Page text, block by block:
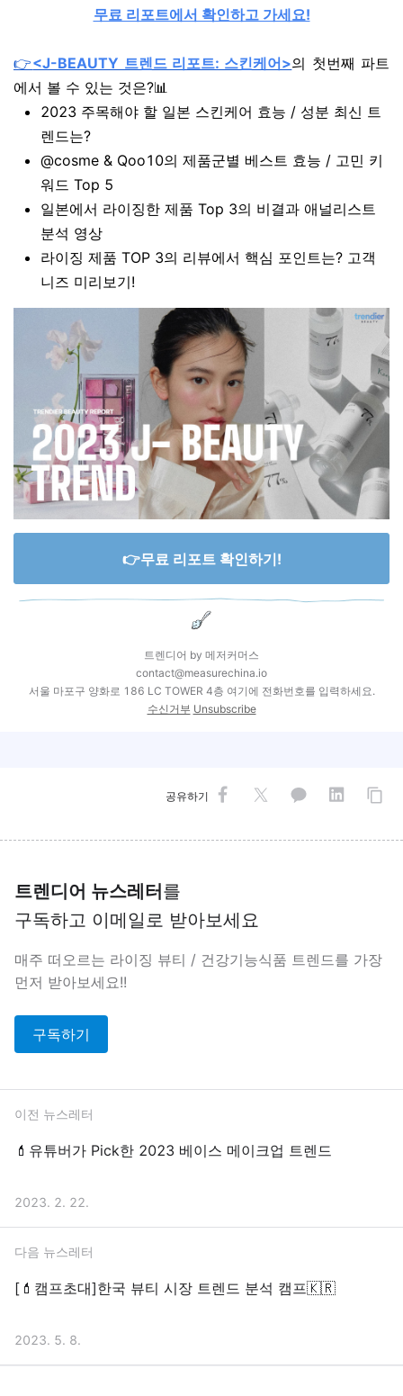
무료 리포트에서 확인하고 가세요!
👉<J-BEAUTY 트렌드 리포트: 스킨케어>의 첫번째 파트
에서 볼 수 있는 것은?📊
2023 주목해야 할 일본 스킨케어 효능 / 성분 최신 트
렌드는?
@cosme & Qoo10의 제품군별 베스트 효능 / 고민 키
워드 Top 5
일본에서 라이징한 제품 Top 3의 비결과 애널리스트
분석 영상
라이징 제품 TOP 3의 리뷰에서 핵심 포인트는? 고객
니즈 미리보기!
👉무료 리포트 확인하기!
트렌디어 by 메저커머스
contact@measurechina.io
서울 마포구 양화로 186 LC TOWER 4층 여기에 전화번호를 입력하세요.
수신거부 Unsubscribe
공유하기
트렌디어 뉴스레터를
구독하고 이메일로 받아보세요
매주 떠오르는 라이징 뷰티 / 건강기능식품 트렌드를 가장
먼저 받아보세요!!
구독하기
이전 뉴스레터
💄유튜버가 Pick한 2023 베이스 메이크업 트렌드
2023. 2. 22.
다음 뉴스레터
[💄캠프초대]한국 뷰티 시장 트렌드 분석 캠프🇰🇷
2023. 5. 8.